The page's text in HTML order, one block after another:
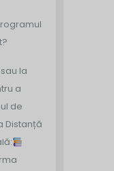
la
a
de
Distanță